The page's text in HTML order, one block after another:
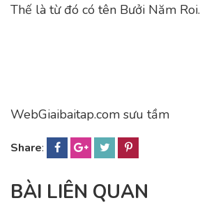
Thế là từ đó có tên Bưởi Năm Roi.
WebGiaibaitap.com sưu tầm
Share:
BÀI LIÊN QUAN